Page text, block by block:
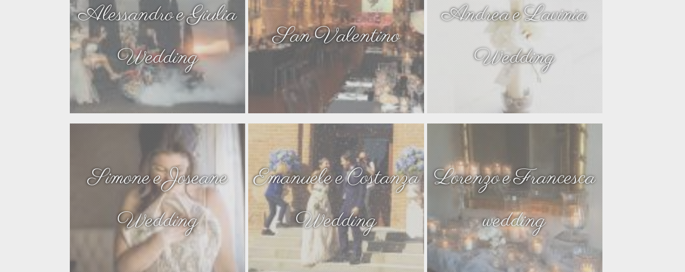
Alessandro e Giulia
Wedding
San Valentino
Andrea e Lavinia
Wedding
Simone e Joseane
Wedding
Emanuele e Costanza
Wedding
Lorenzo e Francesca
wedding